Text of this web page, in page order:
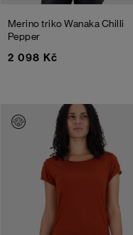
Merino triko WanakaChilli
Pepper
2 098 Kč